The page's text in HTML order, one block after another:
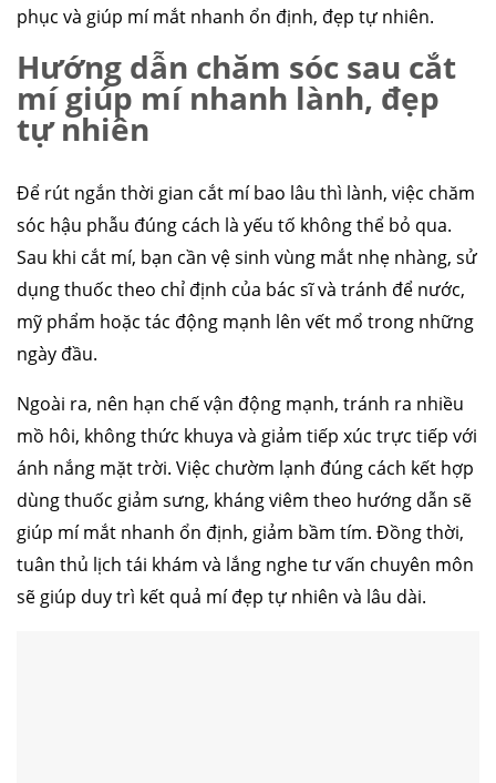
phục và giúp mí mắt nhanh ổn định, đẹp tự nhiên.
Hướng dẫn chăm sóc sau cắt
mí giúp mí nhanh lành, đẹp
tự nhiên
Để rút ngắn thời gian cắt mí bao lâu thì lành, việc chăm
sóc hậu phẫu đúng cách là yếu tố không thể bỏ qua.
Sau khi cắt mí, bạn cần vệ sinh vùng mắt nhẹ nhàng, sử
dụng thuốc theo chỉ định của bác sĩ và tránh để nước,
mỹ phẩm hoặc tác động mạnh lên vết mổ trong những
ngày đầu.
Ngoài ra, nên hạn chế vận động mạnh, tránh ra nhiều
mồ hôi, không thức khuya và giảm tiếp xúc trực tiếp với
ánh nắng mặt trời. Việc chườm lạnh đúng cách kết hợp
dùng thuốc giảm sưng, kháng viêm theo hướng dẫn sẽ
giúp mí mắt nhanh ổn định, giảm bầm tím. Đồng thời,
tuân thủ lịch tái khám và lắng nghe tư vấn chuyên môn
sẽ giúp duy trì kết quả mí đẹp tự nhiên và lâu dài.